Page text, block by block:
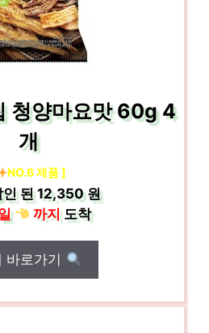
청양마요맛 60g 4
개
NO.6 제품 ]
된12,350 원
까지도착
바로가기